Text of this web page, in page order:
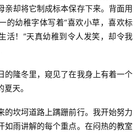
亲却将它制成标本保存下来。背面用
的幼稚字体写着“喜欢小草，喜欢标
活！”天真幼稚到令人发笑，却令我
的隆冬里，窥见了在我身上有着一个
天。
的坎坷道路上蹒跚前行。我开始努力
如雨讲解的每个重点。在闷热的教室